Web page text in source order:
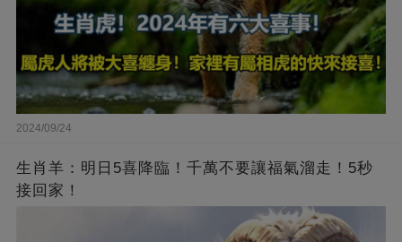
2024/09/24
生肖羊：明日5喜降臨！千萬不要讓福氣溜走！5秒
接回家！